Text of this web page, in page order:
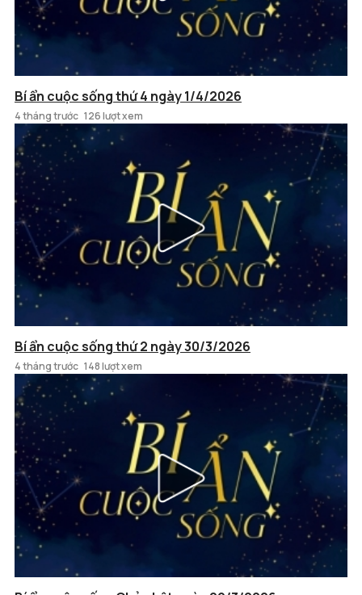
Bí ẩn cuộc sống thứ 4 ngày 1/4/2026
4 tháng trước 126 lượt xem
Bí ẩn cuộc sống thứ 2 ngày 30/3/2026
4 tháng trước 148 lượt xem